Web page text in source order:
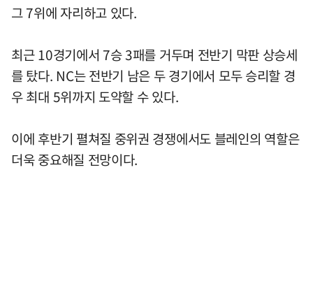
그 7위에 자리하고 있다.
최근 10경기에서 7승 3패를 거두며 전반기 막판 상승세
를 탔다. NC는 전반기 남은 두 경기에서 모두 승리할 경
우 최대 5위까지 도약할 수 있다.
이에 후반기 펼쳐질 중위권 경쟁에서도 블레인의 역할은
더욱 중요해질 전망이다.